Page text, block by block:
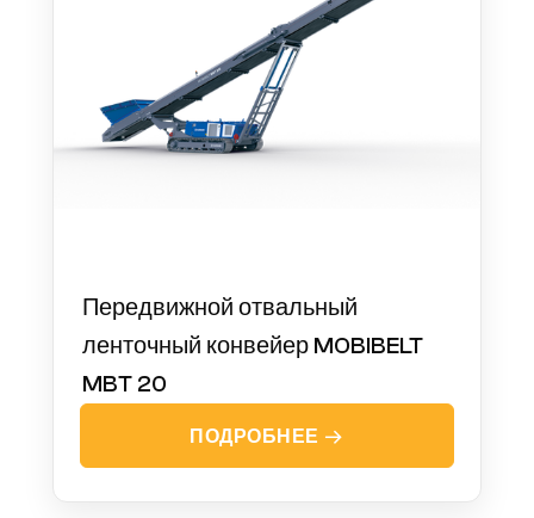
Передвижной отвальный
ленточный конвейер MOBIBELT
MBT 20